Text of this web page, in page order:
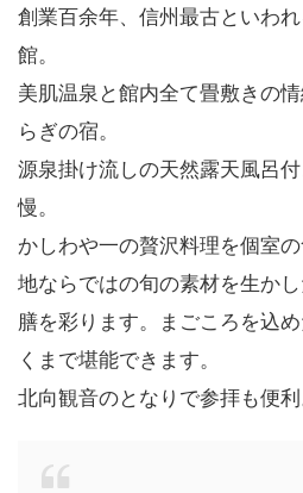
創業百余年、信州最古といわ
館。
美肌温泉と館内全て畳敷きの
らぎの宿。
源泉掛け流しの天然露天風呂
慢。
かしわや一の贅沢料理を個室
地ならではの旬の素材を生か
膳を彩ります。まごころを込
くまで堪能できます。
北向観音のとなりで参拝も便利